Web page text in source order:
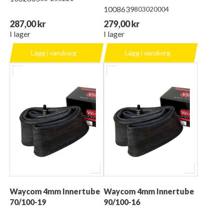
287,00 kr
I lager
Lägg i varukorg
1008639803020004
279,00 kr
I lager
Lägg i varukorg
Waycom 4mm Innertube
70/100-19
Waycom 4mm Innertube
90/100-16